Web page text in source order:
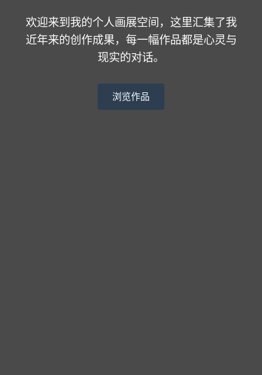
欢迎来到我的个人画展空间，这里汇集了我
近年来的创作成果，每一幅作品都是心灵与
现实的对话。
浏览作品